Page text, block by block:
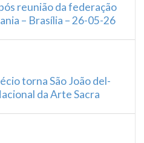
reunião da federação
– Brasília – 26-05-26
torna São João del-
da Arte Sacra